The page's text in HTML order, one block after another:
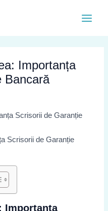
Importanța
Bancară
Scrisorii de Garanție
Importanța